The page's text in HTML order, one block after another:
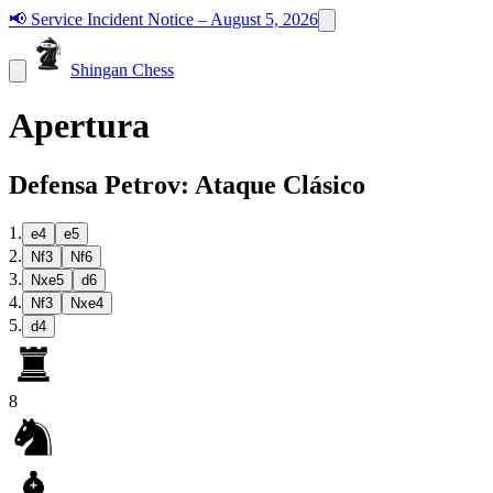
📢 Service Incident Notice – August 5, 2026
Shingan Chess
Apertura
Defensa Petrov: Ataque Clásico
1 . e4 e5
2. Nf3 Nf6
3. Nxe5 d6
4. Nf3 Nxe4
5. d4
8